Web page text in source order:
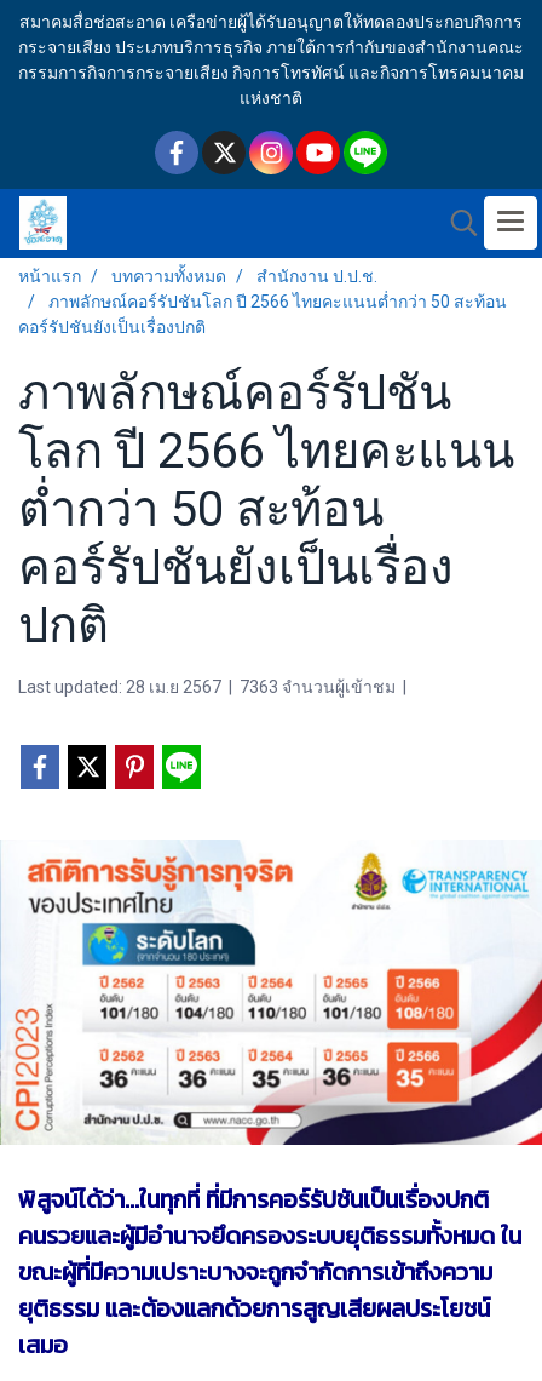
สมาคมสื่อช่อสะอาด เครือข่ายผู้ได้รับอนุญาตให้ทดลองประกอบกิจการ
กระจายเสียง ประเภทบริการธุรกิจ ภายใต้การกำกับของสำนักงานคณะ
กรรมการกิจการกระจายเสียง กิจการโทรทัศน์ และกิจการโทรคมนาคม
แห่งชาติ
หน้าแรก บทความทั้งหมด
สำนักงาน ป.ป.ช.
ภาพลักษณ์คอร์รัปชันโลก ปี 2566 ไทยคะแนนต่ำกว่า 50 สะท้อน
คอร์รัปชันยังเป็นเรื่องปกติ
ภาพลักษณ์คอร์รัปชัน
โลก ปี 2566 ไทยคะแนน
ต่ำกว่า 50 สะท้อน
คอร์รัปชันยังเป็นเรื่อง
ปกติ
Last updated: 28 เม.ย 2567 7363 จำนวนผู้เข้าชม
พิสูจน์ได้ว่า...ในทุกที่ ที่มีการคอร์รัปชันเป็นเรื่องปกติ
คนรวยและผู้มีอำนาจยึดครองระบบยุติธรรมทั้งหมด ใน
ขณะผู้ที่มีความเปราะบางจะถูกจำกัดการเข้าถึงความ
ยุติธรรม และต้องแลกด้วยการสูญเสียผลประโยชน์
เสมอ